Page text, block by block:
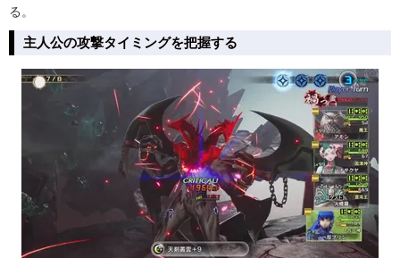
る。
主人公の攻撃タイミングを把握する